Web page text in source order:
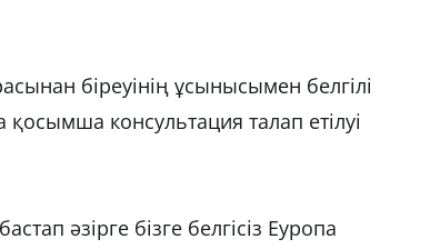
біреуінің ұсынысымен белгілі
консультация талап етілуі
әзірге бізге белгісіз Еуропа